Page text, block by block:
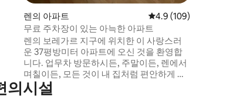
렌의 아파트 평점 4.9점(5점 만점),
4.9 (109)
무료 주차장이 있는 아늑한 아파트
렌의 보레가르 지구에 위치한 이 사랑스러
운 37평방미터 아파트에 오신 것을 환영합
니다. 업무차 방문하시든, 주말이든, 렌에서
며칠이든, 모든 것이 내 집처럼 편안하게 지
내실 수 있도록 설계되었습니다. 도심까지
가는 버스가 근처에 있습니다(도보 5분). 숙
의시설